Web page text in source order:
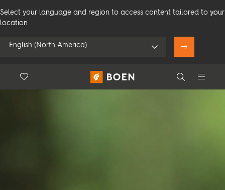
Select your language and region to access content tailored to your
location
English (North America)
Brug min position
Search
Floor.Wishlist